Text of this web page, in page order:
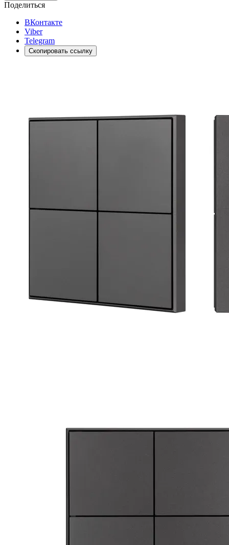
Поделиться
ВКонтакте
Viber
Telegram
Скопировать ссылку